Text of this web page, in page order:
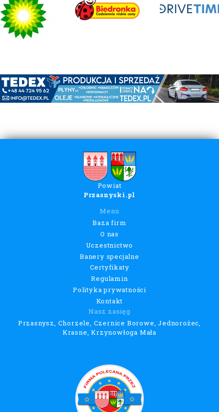
Powiat
Przasnyski.pl
Menu
Baza firm
O nas
Uczestnictwo
Banery specjalne
Certyfikaty
Regulamin
Polityka prywatności
Kontakt
Nasz zasięg
Przasnysz, Chorzele, Czernice Borowe, Jednorożec,
Krasne, Krzynowłoga Mała